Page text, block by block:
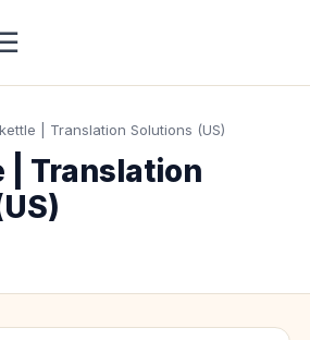
| Translation Solutions (US)
| Translation